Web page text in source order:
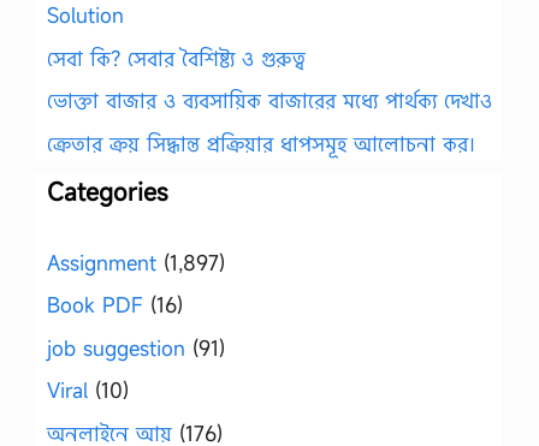
Solution
সেবা কি? সেবার বৈশিষ্ট্য ও গুরুত্ব
ভোক্তা বাজার ও ব্যবসায়িক বাজারের মধ্যে পার্থক্য দেখাও
ক্রেতার ক্রয় সিদ্ধান্ত প্রক্রিয়ার ধাপসমূহ আলোচনা কর।
Categories
Assignment (1,897)
Book PDF (16)
job suggestion (91)
Viral (10)
অনলাইনে আয় (176)